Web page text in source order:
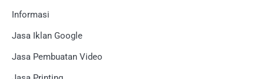
Informasi
Jasa Iklan Google
Jasa Pembuatan Video